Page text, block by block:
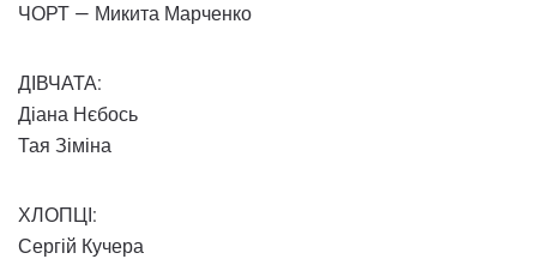
ЧОРТ — Микита Марченко
ДІВЧАТА:
Діана Нєбось
Тая Зіміна
ХЛОПЦІ:
Сергій Кучера